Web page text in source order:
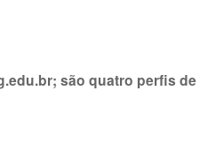
são quatro perfis de